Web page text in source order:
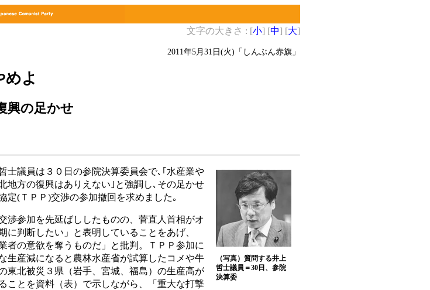
文字の大きさ : [小] [中] [大]
2011年5月31日(火) 「しんぶん赤旗」
めよ
興の足かせ
（写真）質問する井上
哲士議員＝30日、参院
決算委
士議員は３０日の参院決算委員会で､｢水産業や
地方の復興はありえない｣と強調し､その足かせ
定(ＴＰＰ)交渉の参加撤回を求めました｡
渉参加を先延ばししたものの、菅直人首相がオ
に判断したい」と表明していることをあげ、
者の意欲を奪うものだ」と批判。ＴＰＰ参加に
生産減になると農林水産省が試算したコメや牛
東北被災３県（岩手、宮城、福島）の生産高が
ことを資料（表）で示しながら、「重大な打撃